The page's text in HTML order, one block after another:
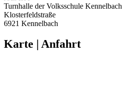
Turnhalle der Volksschule Kennelbach
Klosterfeldstraße
6921 Kennelbach
Karte | Anfahrt